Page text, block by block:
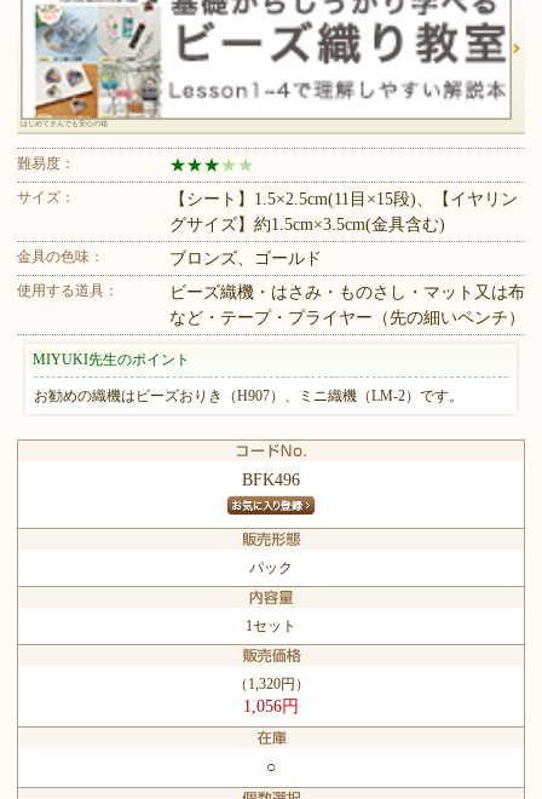
はじめてさんでも安心の箱
難易度： ★★★ ★ ★
サイズ：
【シート】1.5×2.5cm(11目×15段)、【イヤリン
グサイズ】約1.5cm×3.5cm(金具含む)
金具の色味： ブロンズ、ゴールド
使用する道具：
ビーズ織機・はさみ・ものさし・マット又は布
など・テープ・プライヤー（先の細いペンチ）
MIYUKI先生のポイント
お勧めの織機はビーズおりき（H907）、ミニ織機（LM-2）です。
BFK496
パック
1セット
（1,320円）
1,056円
○